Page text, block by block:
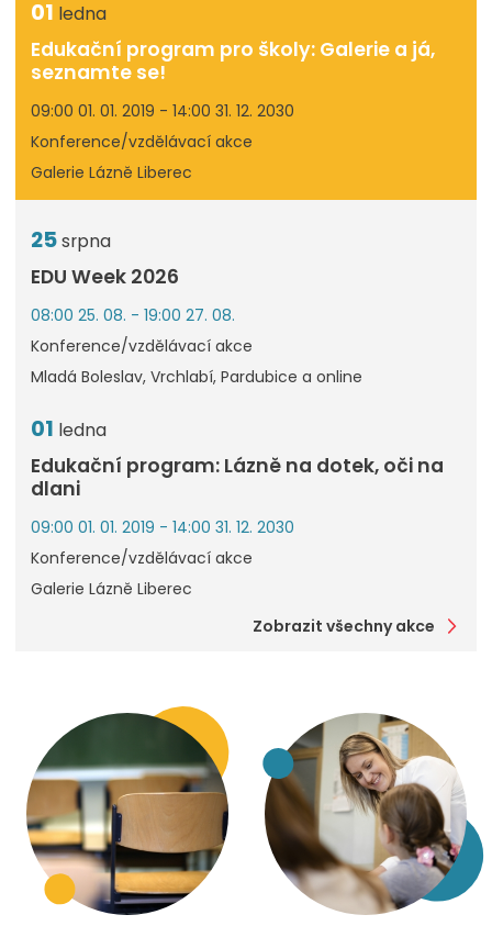
01 ledna
Edukační program pro školy: Galerie a já,
seznamte se!
09:00 01. 01. 2019 - 14:00 31. 12. 2030
Konference/vzdělávací akce
Galerie Lázně Liberec
25srpna
EDU Week 2026
08:00 25. 08. - 19:00 27. 08.
Konference/vzdělávací akce
Mladá Boleslav, Vrchlabí, Pardubice a online
01 ledna
Edukační program: Lázně na dotek, oči na
dlani
09:00 01. 01. 2019 - 14:00 31. 12. 2030
Konference/vzdělávací akce
Galerie Lázně Liberec
Zobrazit všechny akce